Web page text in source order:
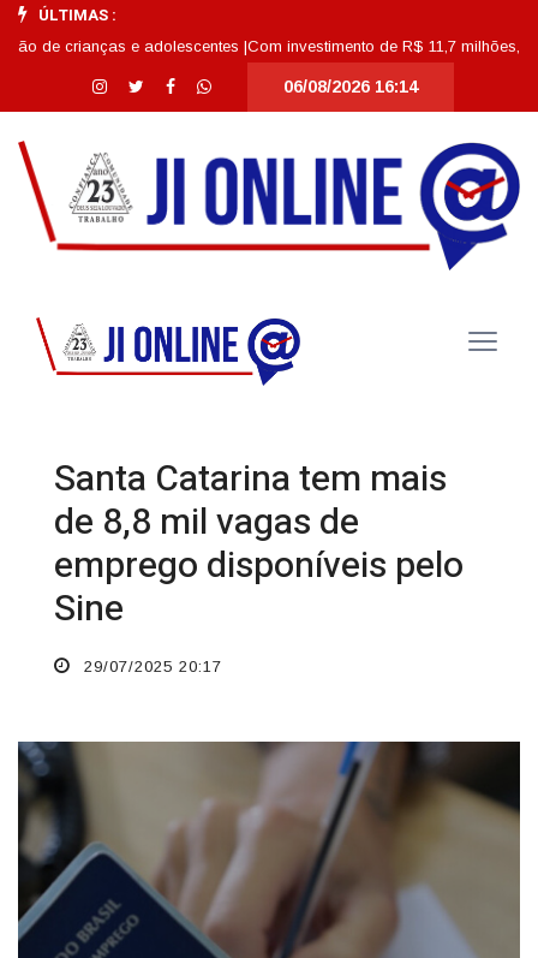
ÚLTIMAS :
e adolescentes |Com investimento de R$ 11,7 milhões, Escola
06/08/2026 16:14
Santa Catarina tem mais
de 8,8 mil vagas de
emprego disponíveis pelo
Sine
29/07/2025 20:17